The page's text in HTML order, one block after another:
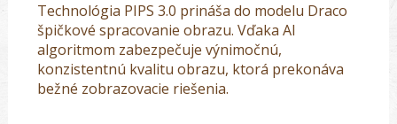
Technológia PIPS 3.0 prináša do modelu Draco
špičkové spracovanie obrazu. Vďaka AI
algoritmom zabezpečuje výnimočnú,
konzistentnú kvalitu obrazu, ktorá prekonáva
bežné zobrazovacie riešenia.